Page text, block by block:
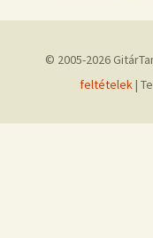
© 2005-2026
feltételek|